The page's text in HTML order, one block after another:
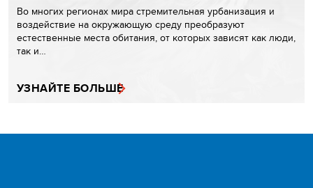
Во многих регионах мира стремительная урбанизация и
воздействие на окружающую среду преобразуют
естественные места обитания, от которых зависят как люди,
так и…
УЗНАЙТЕ БОЛЬШЕ